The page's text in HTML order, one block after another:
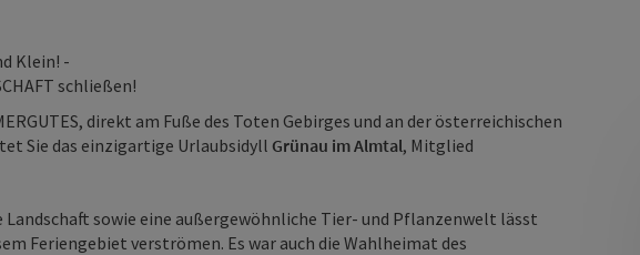
Klein! -
schließen!
direkt am Fuße des Toten Gebirges und an der österreichischen
Sie das einzigartige Urlaubsidyll Grünau im Almtal, Mitglied
sowie eine außergewöhnliche Tier- und Pflanzenwelt lässt
Feriengebiet verströmen. Es war auch die Wahlheimat des